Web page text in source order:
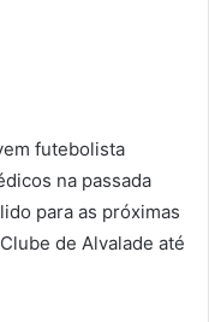
futebolista
na passada
para as próximas
de Alvalade até